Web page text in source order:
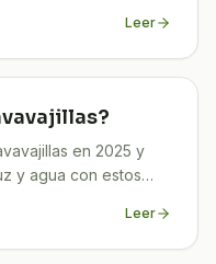
Leer
en 2025 y
y agua con estos
Leer